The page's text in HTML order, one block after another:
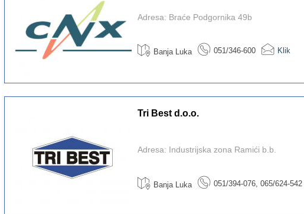
Adresa: Braće Podgornika 49b
Banja Luka 051/346-600 Klik
Tri Best d.o.o.
Adresa: Industrijska zona Ramići b.b.
Banja Luka 051/394-076, 065/624-542